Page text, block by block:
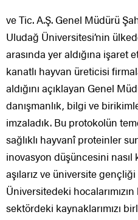
ve Tic. A.Ş. Genel Müdürü
Uludağ Üniversitesi’nin
arasında yer aldığına işaret
kanatlı hayvan üreticisi
aldığını açıklayan Genel
danışmanlık, bilgi ve
imzaladık. Bu protokolün
sağlıklı hayvanî proteinler
inovasyon düşüncesini nasıl
aşılarız ve üniversite
Üniversitedeki
sektördeki kaynaklarımızı